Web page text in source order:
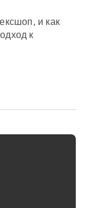
и как
к